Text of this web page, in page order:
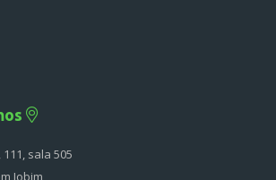
111, sala 505
Jobim